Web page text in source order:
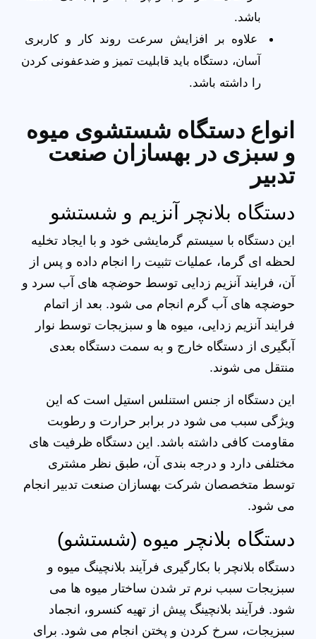
باشد.
را داشته باشد.
انواع دستگاه شستشوی میوه
و سبزی در بهسازان صنعت
تدبیر
دستگاه بلانچر آنزیم و شستشو
این دستگاه با سیستم گرمایشی خود و با ایجاد تخلیه
لحظه ای گرما، عملیات تثبیت را انجام داده و پس از
آن، فرایند آنزیم زدایی توسط حوضچه های آب سرد و
حوضچه های آب گرم انجام می شود. بعد از اتمام
فرایند آنزیم زدایی، میوه ها و سبزیجات توسط نوار
آبگیری از دستگاه خارج و به سمت دستگاه بعدی
منتقل می شوند.
این دستگاه از جنس استنلس استیل است که این
ویژگی سبب می شود در برابر حرارت و رطوبت
مقاومت کافی داشته باشد. این دستگاه ظرفیت های
مختلفی دارد و درجه بندی آن، طبق نظر مشتری
توسط متخصصان شرکت بهسازان صنعت تدبیر انجام
می شود.
دستگاه بلانچر میوه (شستشو)
دستگاه بلانچر با بکارگیری فرآیند بلانچینگ میوه و
سبزیجات سبب نرم تر شدن ساختار میوه ها می
شود. فرآیند بلانچینگ پیش از تهیه کنسرو، انجماد
سبزیجات، سرخ کردن و پختن انجام می شود. برای